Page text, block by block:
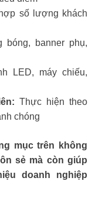
số lượng khách
bóng, banner phụ,
LED, máy chiếu,
Thực hiện theo
chóng
mục trên không
sẻ mà còn giúp
doanh nghiệp